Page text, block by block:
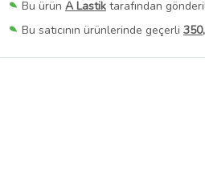
Bu ürün A Lastik tarafından
Bu satıcının ürünlerinde geçerli
Bu SatıcınınTüm Ürünlerini